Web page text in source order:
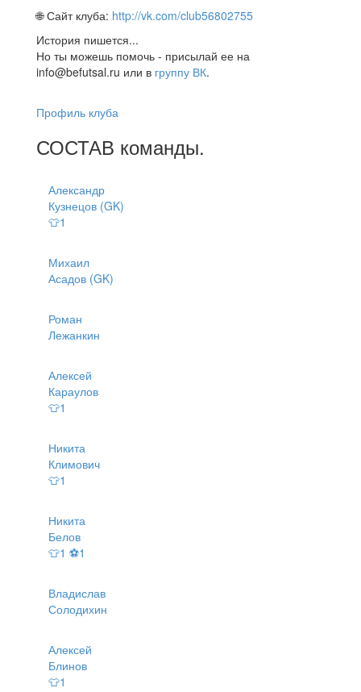
🌐 Сайт клуба: http://vk.com/club56802755
История пишется...
Но ты можешь помочь - присылай ее на
info@befutsal.ru или в группу ВК.
Профиль клуба
СОСТАВ команды.
Александр
Кузнецов (GK)
👕1
Михаил
Асадов (GK)
Роман
Лежанкин
Алексей
Караулов
👕1
Никита
Климович
👕1
Никита
Белов
👕1 ⚽1
Владислав
Солодихин
Алексей
Блинов
👕1